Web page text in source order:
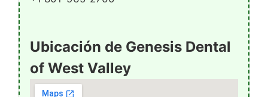
Ubicación de Genesis Dental
of West Valley